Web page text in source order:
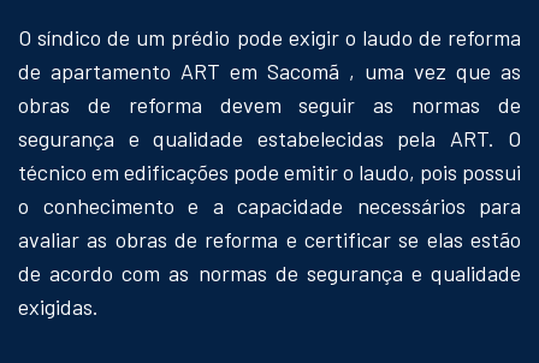
O síndico de um prédio pode exigir o laudo de reforma
de apartamento ART em Sacomã , uma vez que as
obras de reforma devem seguir as normas de
segurança e qualidade estabelecidas pela ART. O
técnico em edificações pode emitir o laudo, pois possui
o conhecimento e a capacidade necessários para
avaliar as obras de reforma e certificar se elas estão
de acordo com as normas de segurança e qualidade
exigidas.